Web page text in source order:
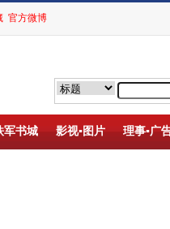
官方微博
军书城 影视▪图片 理事▪广